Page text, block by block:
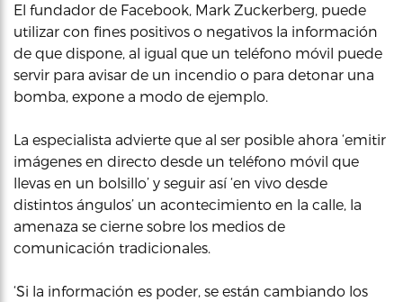
El fundador de Facebook, Mark Zuckerberg, puede
utilizar con fines positivos o negativos la información
de que dispone, al igual que un teléfono móvil puede
servir para avisar de un incendio o para detonar una
bomba, expone a modo de ejemplo.
La especialista advierte que al ser posible ahora ‘emitir
imágenes en directo desde un teléfono móvil que
llevas en un bolsillo’ y seguir así ‘en vivo desde
distintos ángulos’ un acontecimiento en la calle, la
amenaza se cierne sobre los medios de
comunicación tradicionales.
‘Si la información es poder, se están cambiando los